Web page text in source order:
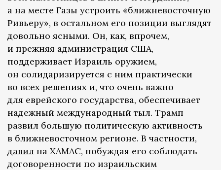
а на месте Газы устроить «ближневосточную
Ривьеру», в остальном его позиции выглядят
довольно ясными. Он, как, впрочем,
и прежняя администрация США,
поддерживает Израиль оружием,
он солидаризируется с ним практически
во всех решениях и, что очень важно
для еврейского государства, обеспечивает
надежный международный тыл. Трамп
развил большую политическую активность
в ближневосточном регионе. В частности,
давил на ХАМАС, побуждая его соблюдать
договоренности по израильским